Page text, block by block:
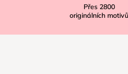
Přes 2800
originálních motivů